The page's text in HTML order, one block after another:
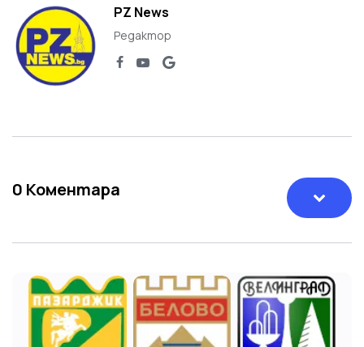
PZ News
Редактор
0 Коментара